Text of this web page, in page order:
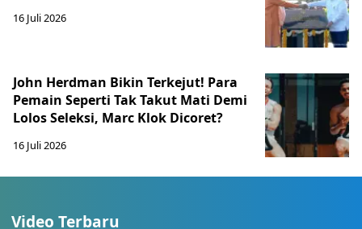
16 Juli 2026
John Herdman Bikin Terkejut! Para
Pemain Seperti Tak Takut Mati Demi
Lolos Seleksi, Marc Klok Dicoret?
16 Juli 2026
Video Terbaru